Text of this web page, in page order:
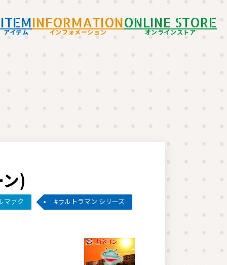
ITEM
アイテム
INFORMATION
インフォメーション
ONLINE STORE
オンラインストア
)
マァク ウルトラマン シリーズ